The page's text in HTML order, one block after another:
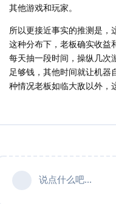
其他游戏和玩家。
所以更接近事实的推测是，
这种分布下，老板确实收益
每天抽一段时间，操纵几次
足够钱，其他时间就让机
种情况老板如临大敌以外，
说点什么吧...